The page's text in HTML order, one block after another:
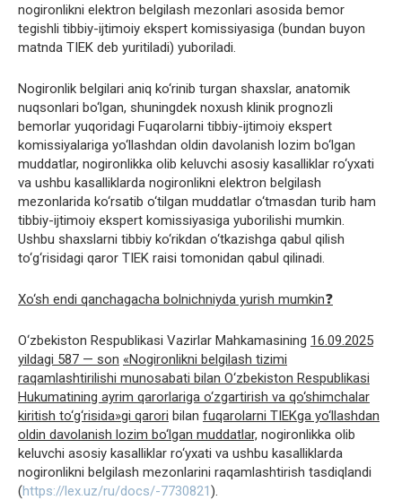
nogironlikni elektron belgilash mezonlari asosida bemor
tegishli tibbiy-ijtimoiy ekspert komissiyasiga (bundan buyon
matnda TIEK deb yuritiladi) yuboriladi.
Nogironlik belgilari aniq ko‘rinib turgan shaxslar, anatomik
nuqsonlari bo‘lgan, shuningdek noxush klinik prognozli
bemorlar yuqoridagi Fuqarolarni tibbiy-ijtimoiy ekspert
komissiyalariga yo‘llashdan oldin davolanish lozim bo‘lgan
muddatlar, nogironlikka olib keluvchi asosiy kasalliklar ro‘yxati
va ushbu kasalliklarda nogironlikni elektron belgilash
mezonlarida ko‘rsatib o‘tilgan muddatlar o‘tmasdan turib ham
tibbiy-ijtimoiy ekspert komissiyasiga yuborilishi mumkin.
Ushbu shaxslarni tibbiy ko‘rikdan o‘tkazishga qabul qilish
to‘g‘risidagi qaror TIEK raisi tomonidan qabul qilinadi.
Xo‘sh endi qanchagacha bolnichniyda yurish mumkin❓
O‘zbekiston Respublikasi Vazirlar Mahkamasining 16.09.2025
yildagi 587 — son «Nogironlikni belgilash tizimi
raqamlashtirilishi munosabati bilan O‘zbekiston Respublikasi
Hukumatining ayrim qarorlariga o‘zgartirish va qo‘shimchalar
kiritish to‘g‘risida»gi qarori bilan fuqarolarni TIEKga yo‘llashdan
oldin davolanish lozim bo‘lgan muddatlar, nogironlikka olib
keluvchi asosiy kasalliklar ro‘yxati va ushbu kasalliklarda
nogironlikni belgilash mezonlarini raqamlashtirish tasdiqlandi
(https://lex.uz/ru/docs/-7730821).